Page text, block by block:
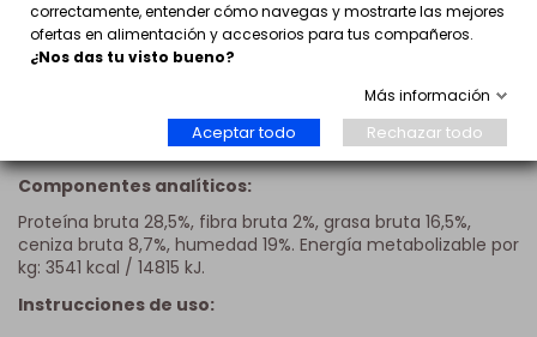
Ingredientes:
50 % pescado fresco, 20% pollo fresco, arroz, pulpa de
cerevisiae), calabaza, pera, piña, tomillo (Thymus vulgaris),
cilantro (Coriandrum sativum), cúrcuma (Curcuma
Componentes analíticos:
Proteína bruta 28,5%, fibra bruta 2%, grasa bruta 16,5%,
ceniza bruta 8,7%, humedad 19%. Energía metabolizable por
kg: 3541 kcal / 14815 kJ.
Instrucciones de uso:
correctamente, entender cómo navegas y mostrarte las mejores
ofertas en alimentación y accesorios para tus compañeros.
¿Nos das tu visto bueno?
Más información
Aceptar todo Rechazar todo